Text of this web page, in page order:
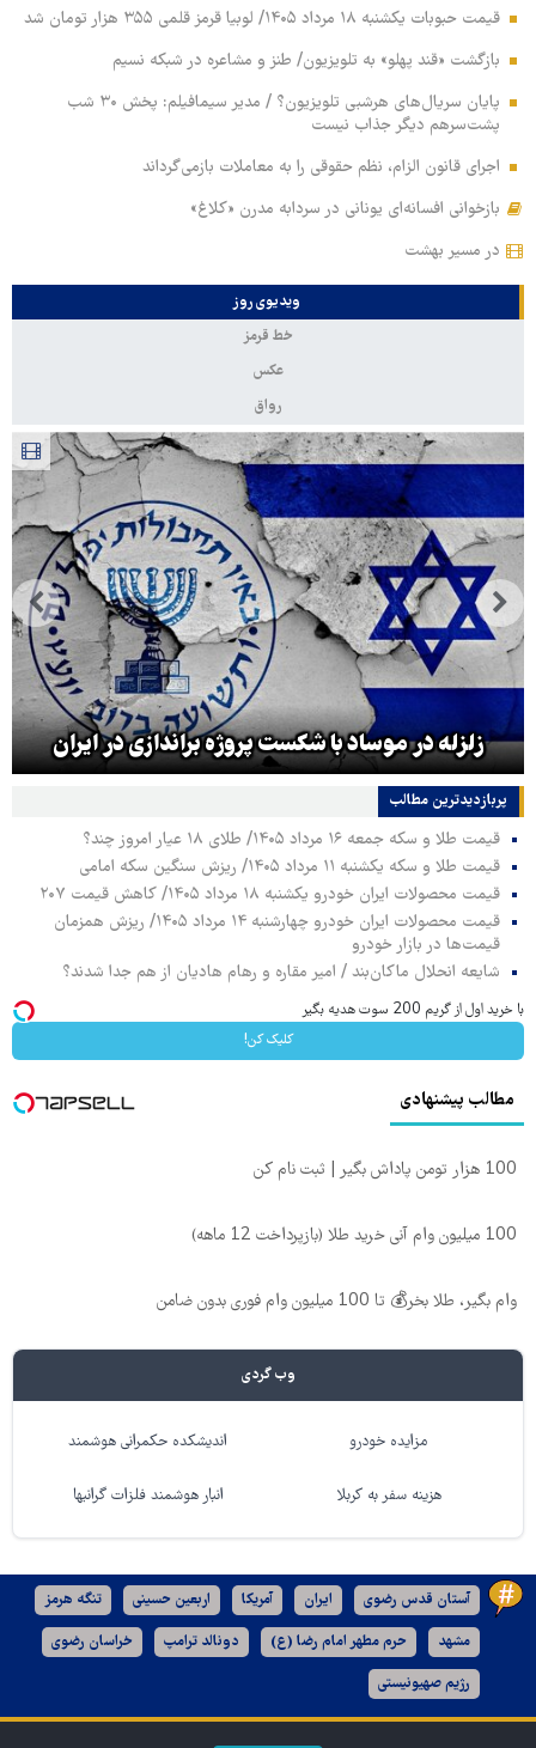
قیمت حبوبات یکشنبه ۱۸ مرداد ۱۴۰۵/ لوبیا قرمز قلمی ۳۵۵ هزار تومان شد
بازگشت «قند پهلو» به تلویزیون/ طنز و مشاعره در شبکه نسیم
پایان سریال‌های هرشبی تلویزیون؟ / مدیر سیمافیلم: پخش ۳۰ شب
پشت‌سرهم دیگر جذاب نیست
اجرای قانون الزام، نظم حقوقی را به معاملات بازمی‌گرداند
بازخوانی افسانه‌ای یونانی در سردابه مدرن «کلاغ»
در مسیر بهشت
ویدیوی روز
خط قرمز
عکس
رواق
زلزله در موساد با شکست پروژه براندازی در ایران
پربازدیدترین‌ مطالب
قیمت طلا و سکه جمعه ۱۶ مرداد ۱۴۰۵/ طلای ۱۸ عیار امروز چند؟
قیمت طلا و سکه یکشنبه ۱۱ مرداد ۱۴۰۵/ ریزش سنگین سکه امامی
قیمت محصولات ایران خودرو یکشنبه ۱۸ مرداد ۱۴۰۵/ کاهش قیمت ۲۰۷
قیمت محصولات ایران خودرو چهارشنبه ۱۴ مرداد ۱۴۰۵/ ریزش همزمان
قیمت‌ها در بازار خودرو
شایعه انحلال ماکان‌بند / امیر مقاره و رهام هادیان از هم جدا شدند؟
با خرید اول از گریم 200 سوت هدیه بگیر
کلیک کن!
مطالب پیشنهادی
100 هزار تومن پاداش بگیر | ثبت نام کن
100 میلیون وام آنی خرید طلا (بازپرداخت 12 ماهه)
وام بگیر، طلا بخر💰 تا 100 میلیون وام فوری بدون ضامن
وب گردی
مزایده خودرو اندیشکده حکمرانی هوشمند
هزینه سفر به کربلا انبار هوشمند فلزات گرانبها
آستان قدس رضوی ایران آمریکا اربعین حسینی تنگه هرمز
مشهد حرم مطهر امام رضا (ع) دونالد ترامپ خراسان رضوی
رژیم صهیونیستی